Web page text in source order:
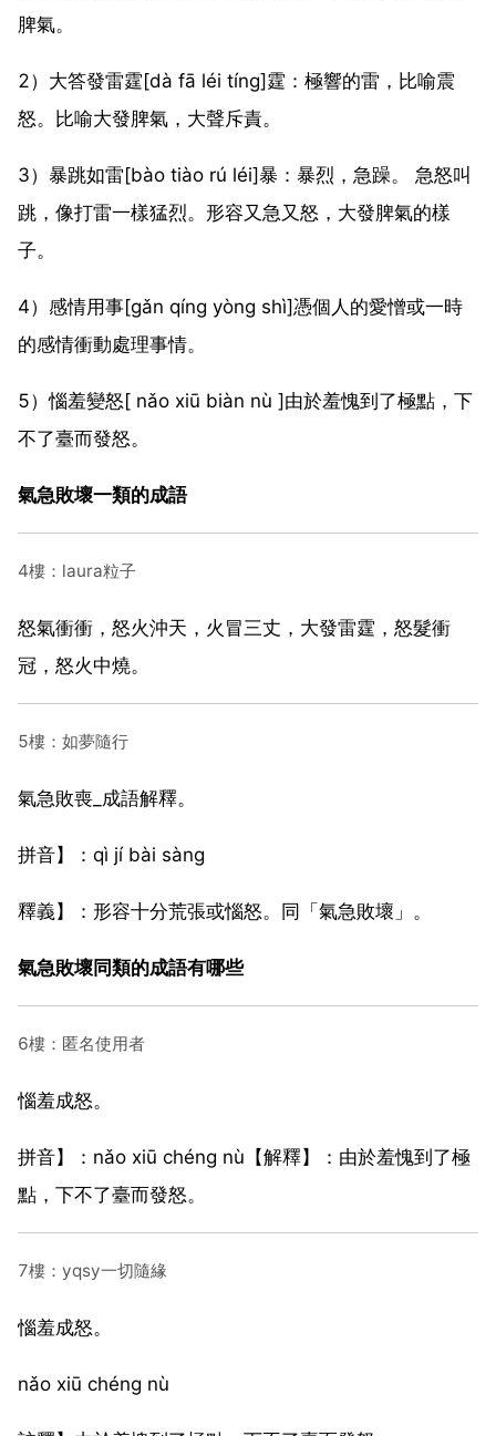
脾氣。
2）大答發雷霆[dà fā léi tíng]霆：極響的雷，比喻震
怒。比喻大發脾氣，大聲斥責。
3）暴跳如雷[bào tiào rú léi]暴：暴烈，急躁。 急怒叫
跳，像打雷一樣猛烈。形容又急又怒，大發脾氣的樣
子。
4）感情用事[gǎn qíng yòng shì]憑個人的愛憎或一時
的感情衝動處理事情。
5）惱羞變怒[ nǎo xiū biàn nù ]由於羞愧到了極點，下
不了臺而發怒。
氣急敗壞一類的成語
4樓：laura粒子
怒氣衝衝，怒火沖天，火冒三丈，大發雷霆，怒髮衝
冠，怒火中燒。
5樓：如夢隨行
氣急敗喪_成語解釋。
拼音】：qì jí bài sàng
釋義】：形容十分荒張或惱怒。同「氣急敗壞」。
氣急敗壞同類的成語有哪些
6樓：匿名使用者
惱羞成怒。
拼音】：nǎo xiū chéng nù【解釋】：由於羞愧到了極
點，下不了臺而發怒。
7樓：yqsy一切隨緣
惱羞成怒。
nǎo xiū chéng nù